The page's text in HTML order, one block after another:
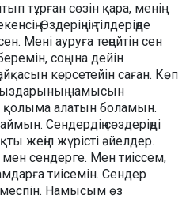
тұрған сөзін қара, менің
Өздеріңнің тілдеріңде
Мені ауруға теңейтін сен
соңына дейін
көрсетейін саған. Көп
намысын
қолыма алатын боламын.
Сендердің сөздеріңді
жеңіл жүрісті әйелдер.
сендерге. Мен тиіссем,
тиісемін. Сендер
Намысым өз